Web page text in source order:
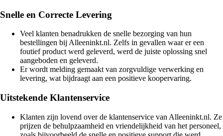
Snelle en Correcte Levering
Veel klanten benadrukken de snelle bezorging van hun
bestellingen bij Alleeninkt.nl. Zelfs in gevallen waar er een
foutief product werd geleverd, werd de juiste oplossing snel
aangeboden en geleverd.
Er wordt melding gemaakt van zorgvuldige verwerking en
levering, wat bijdraagt aan een positieve koopervaring.
Uitstekende Klantenservice
Klanten zijn lovend over de klantenservice van Alleeninkt.nl. Ze
prijzen de behulpzaamheid en vriendelijkheid van het personeel,